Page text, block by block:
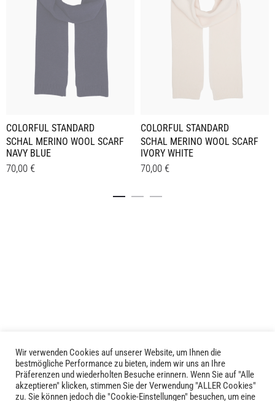
COLORFUL STANDARD
SCHAL MERINO WOOL SCARF
NAVY BLUE
70,00 €
COLORFUL STANDARD
SCHAL MERINO WOOL SCARF
IVORY WHITE
70,00 €
LIVID © 2024
Kontakt
Wir verwenden Cookies auf unserer Website, um Ihnen die
bestmögliche Performance zu bieten, indem wir uns an Ihre
Präferenzen und wiederholten Besuche erinnern. Wenn Sie auf "Alle
akzeptieren" klicken, stimmen Sie der Verwendung "ALLER Cookies"
zu. Sie können jedoch die "Cookie-Einstellungen" besuchen, um eine